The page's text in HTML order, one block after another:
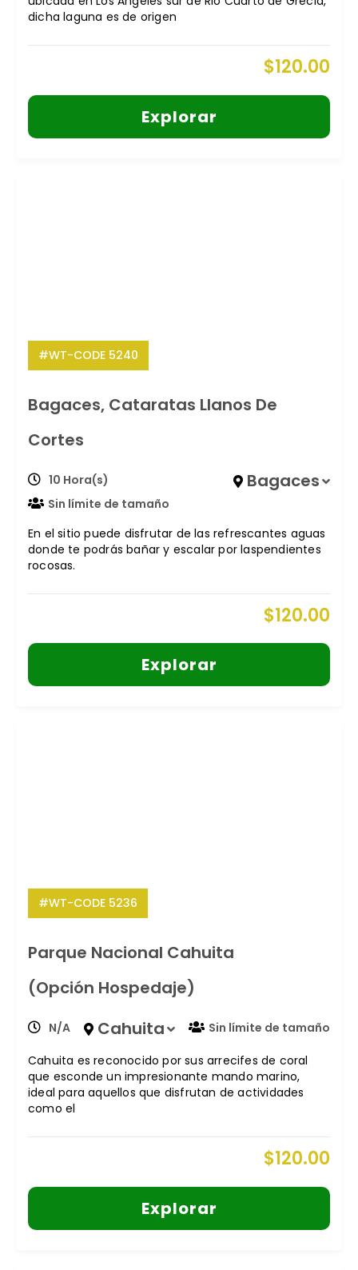
dicha laguna es de origen
$120.00
Explorar
#WT-CODE 5240
Bagaces, Cataratas Llanos De
Cortes
10 Hora(s) Bagaces
Sin límite de tamaño
En el sitio puede disfrutar de las refrescantes aguas
donde te podrás bañar y escalar por laspendientes
rocosas.
$120.00
Explorar
#WT-CODE 5236
Parque Nacional Cahuita
(Opción Hospedaje)
N/A Cahuita Sin límite de tamaño
Cahuita es reconocido por sus arrecifes de coral
que esconde un impresionante mando marino,
ideal para aquellos que disfrutan de actividades
como el
$120.00
Explorar